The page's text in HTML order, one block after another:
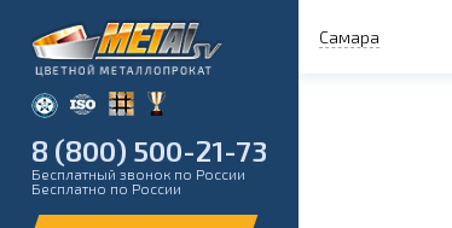
Самара
8 (800) 500-21-73
Бесплатный звонок по России
Бесплатно по России